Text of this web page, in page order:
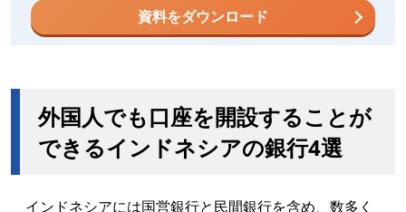
資料をダウンロード
外国人でも口座を開設することが
できるインドネシアの銀行4選
インドネシアには国営銀行と民間銀行を含め、数多く